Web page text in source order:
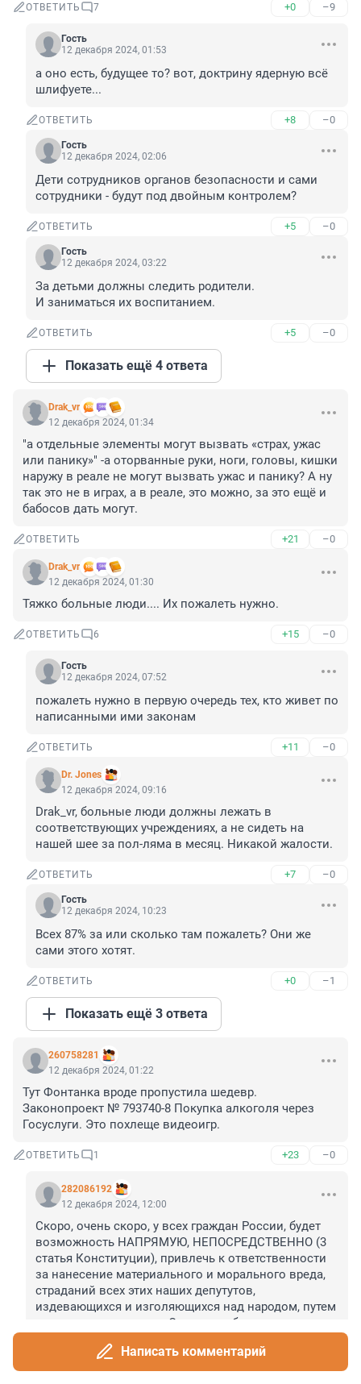
ОТВЕТИТЬ 7 +0 –9
Гость
12 декабря 2024, 01:53
а оно есть, будущее то? вот, доктрину ядерную всё
шлифуете...
ОТВЕТИТЬ +8 –0
Гость
12 декабря 2024, 02:06
Дети сотрудников органов безопасности и сами
сотрудники - будут под двойным контролем?
ОТВЕТИТЬ +5 –0
Гость
12 декабря 2024, 03:22
За детьми должны следить родители.
И заниматься их воспитанием.
ОТВЕТИТЬ +5 –0
Показать ещё 4 ответа
Drak_vr
12 декабря 2024, 01:34
"а отдельные элементы могут вызвать «страх, ужас
или панику»" -а оторванные руки, ноги, головы, кишки
наружу в реале не могут вызвать ужас и панику? А ну
так это не в играх, а в реале, это можно, за это ещё и
бабосов дать могут.
ОТВЕТИТЬ +21 –0
Drak_vr
12 декабря 2024, 01:30
Тяжко больные люди.... Их пожалеть нужно.
ОТВЕТИТЬ 6 +15 –0
Гость
12 декабря 2024, 07:52
пожалеть нужно в первую очередь тех, кто живет по
написанными ими законам
ОТВЕТИТЬ +11 –0
Dr. Jones
12 декабря 2024, 09:16
Drak_vr, больные люди должны лежать в
соответствующих учреждениях, а не сидеть на
нашей шее за пол-ляма в месяц. Никакой жалости.
ОТВЕТИТЬ +7 –0
Гость
12 декабря 2024, 10:23
Всех 87% за или сколько там пожалеть? Они же
сами этого хотят.
ОТВЕТИТЬ +0 –1
Показать ещё 3 ответа
260758281
12 декабря 2024, 01:22
Тут Фонтанка вроде пропустила шедевр.
Законопроект № 793740-8 Покупка алкоголя через
Госуслуги. Это похлеще видеоигр.
ОТВЕТИТЬ 1 +23 –0
282086192
12 декабря 2024, 12:00
Скоро, очень скоро, у всех граждан России, будет
возможность НАПРЯМУЮ, НЕПОСРЕДСТВЕННО (3
статья Конституции), привлечь к ответственности
за нанесение материального и морального вреда,
страданий всех этих наших депутутов,
издевающихся и изголяющихся над народом, путем
прямого голосования. Они пока об этом могут
говорить, чтобы истерика у них не началась. В
истерике человек становится неадекватным (еще
Написать комментарий